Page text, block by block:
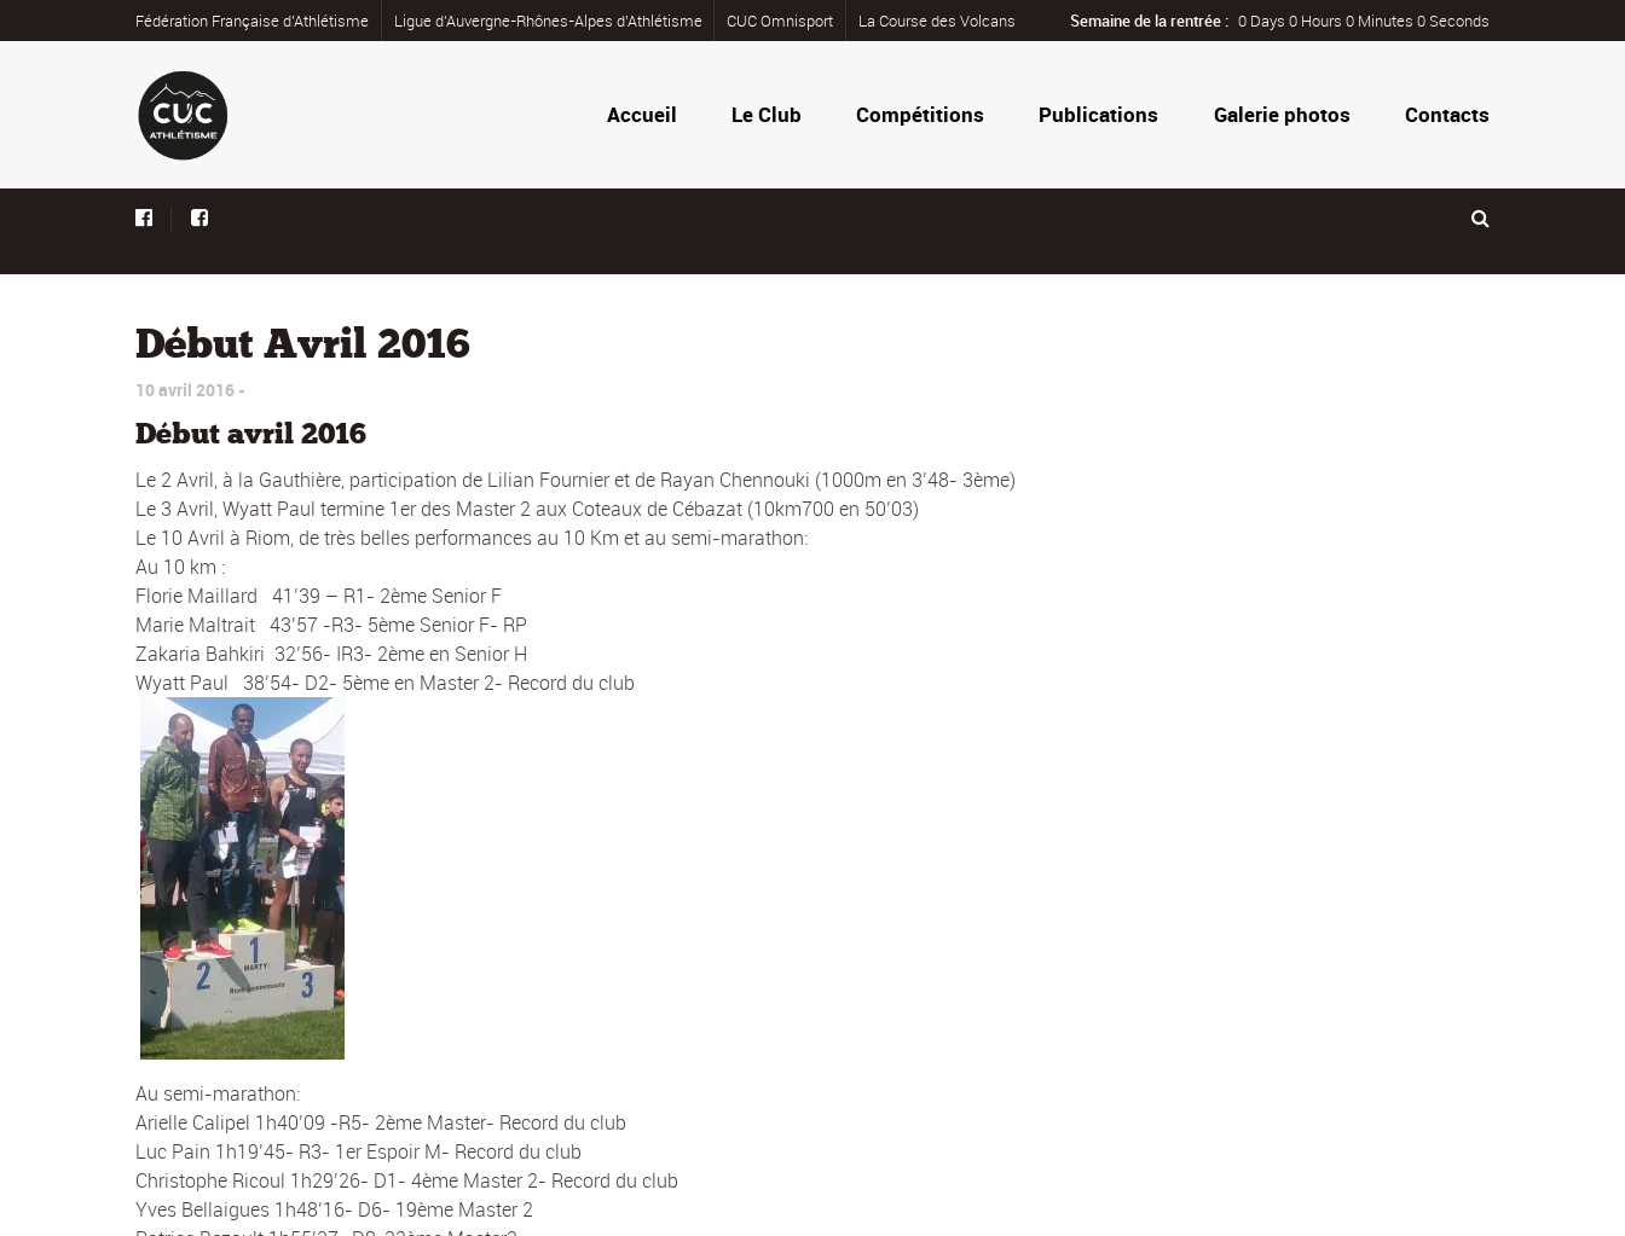
Fédération Française d’Athlétisme Ligue d’Auvergne-Rhônes-Alpes d’Athlétisme CUC Omnisport La Course des Volcans Semaine de la rentrée : 0 Days 0 Hours 0 Minutes 0 Seconds
Accueil Le Club Compétitions Publications Galerie photos Contacts
Début Avril 2016
10 avril 2016
Début avril 2016
Le 2 Avril, à la Gauthière, participation de Lilian Fournier et de Rayan Chennouki (1000m en 3’48- 3ème)
Le 3 Avril, Wyatt Paul termine 1er des Master 2 aux Coteaux de Cébazat (10km700 en 50’03)
Le 10 Avril à Riom, de très belles performances au 10 Km et au semi-marathon:
Au 10 km :
Florie Maillard 41’39 – R1- 2ème Senior F
Marie Maltrait 43’57 -R3- 5ème Senior F- RP
Zakaria Bahkiri 32’56- IR3- 2ème en Senior H
Wyatt Paul 38’54- D2- 5ème en Master 2- Record du club
Au semi-marathon:
Arielle Calipel 1h40’09 -R5- 2ème Master- Record du club
Luc Pain 1h19’45- R3- 1er Espoir M- Record du club
Christophe Ricoul 1h29’26- D1- 4ème Master 2- Record du club
Yves Bellaigues 1h48’16- D6- 19ème Master 2